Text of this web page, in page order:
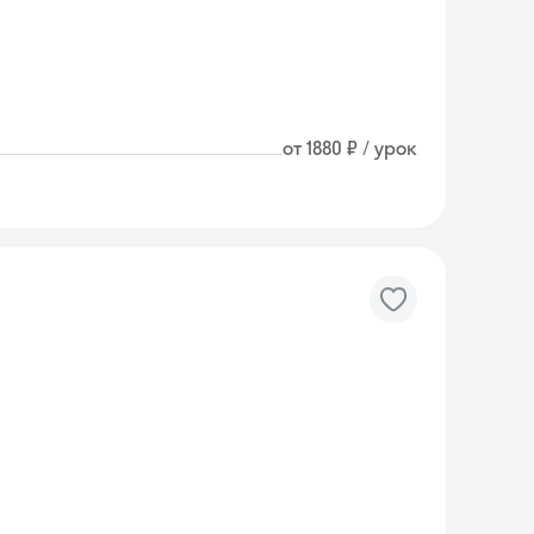
от 1880 ₽ / урок